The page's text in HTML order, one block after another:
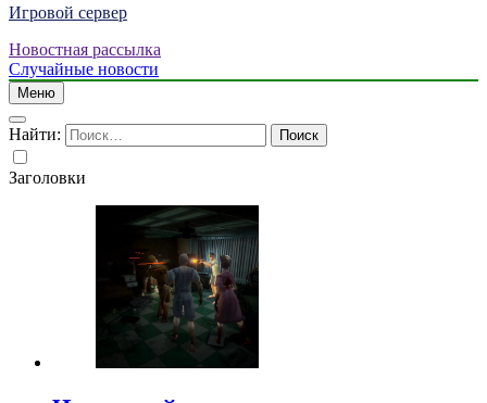
Игровой сервер
Новостная рассылка
Случайные новости
Меню
Найти:
Заголовки